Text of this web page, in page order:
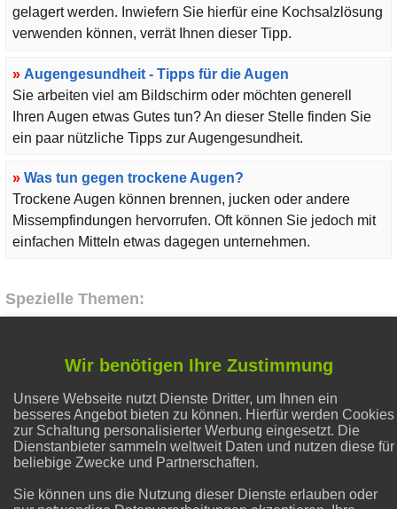
gelagert werden. Inwiefern Sie hierfür eine Kochsalzlösung
verwenden können, verrät Ihnen dieser Tipp.
» Augengesundheit - Tipps für die Augen
Sie arbeiten viel am Bildschirm oder möchten generell
Ihren Augen etwas Gutes tun? An dieser Stelle finden Sie
ein paar nützliche Tipps zur Augengesundheit.
» Was tun gegen trockene Augen?
Trockene Augen können brennen, jucken oder andere
Missempfindungen hervorrufen. Oft können Sie jedoch mit
einfachen Mitteln etwas dagegen unternehmen.
Spezielle Themen:
Natron und Backpulver
Alternative Heilmethoden
Wir benötigen Ihre Zustimmung
Unsere Webseite nutzt Dienste Dritter, um Ihnen ein
besseres Angebot bieten zu können. Hierfür werden Cookies
zur Schaltung personalisierter Werbung eingesetzt. Die
Dienstanbieter sammeln weltweit Daten und nutzen diese für
beliebige Zwecke und Partnerschaften.
Sie können uns die Nutzung dieser Dienste erlauben oder